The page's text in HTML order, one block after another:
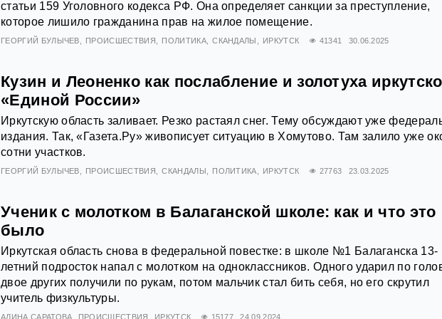
статьи 159 Уголовного кодекса РФ. Она определяет санкции за преступление,
которое лишило гражданина прав на жилое помещение.
ГЕОРГИЙ БУЛЫЧЕВ ПРОИСШЕСТВИЯ ПОЛИТИКА СКАНДАЛЫ ИРКУТСК 41341 30.06.2025
Кузин и Леоненко как послабление и золотуха
«Единой России»
Иркутскую область заливает. Резко растаял снег. Тему обсуждают уже
издания. Так, «Газета.Ру» живописует ситуацию в Хомутово. Там залило уже
сотни участков.
ГЕОРГИЙ БУЛЫЧЕВ ПРОИСШЕСТВИЯ СКАНДАЛЫ ПОЛИТИКА ИРКУТСК 27763 23.03.2025
Ученик с молотком в Балаганской школе: как и что это
было
Иркутская область снова в федеральной повестке: в школе №1 Балаганска 13-
летний подросток напал с молотком на одноклассников. Одного ударил по
двое других получили по рукам, потом мальчик стал бить себя, но его скрутил
учитель физкультуры.
АЛИНА САРАТОВА ПРОИСШЕСТВИЯ ИРКУТСК 15177 24.09.2024